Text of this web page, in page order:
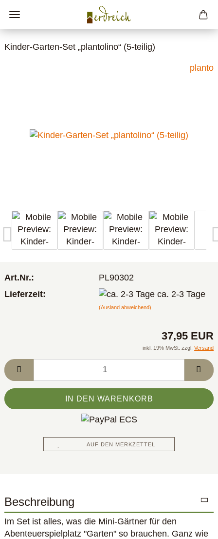
Kinder-Garten-Set „plantolino“ (5-teilig)
planto
Art.Nr.:
PL90302
Lieferzeit:
ca. 2-3 Tage
(Ausland abweichend)
37,95 EUR
inkl. 19% MwSt. zzgl.Versand
AUF DEN MERKZETTEL
Beschreibung
Im Set ist alles, was die Mini-Gärtner für den
Abenteuerspielplatz "Garten" so brauchen. Ganz wie